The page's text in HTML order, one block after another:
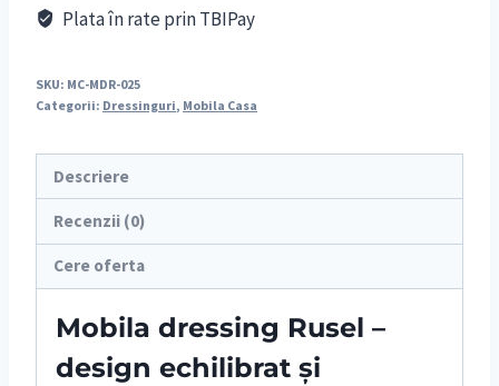
Plata în rate prin TBIPay
SKU: MC-MDR-025
Categorii: Dressinguri, Mobila Casa
Descriere
Recenzii (0)
Cere oferta
Mobila dressing Rusel –
design echilibrat și